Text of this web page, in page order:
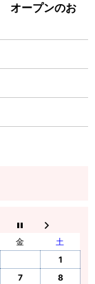
オープンのお
金
土
1
7
8